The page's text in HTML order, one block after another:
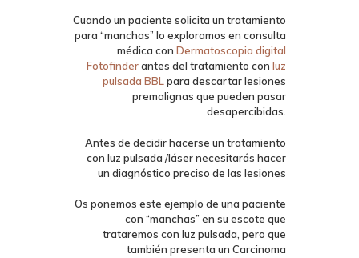
Cuando un paciente solicita un tratamiento
para “manchas” lo exploramos en consulta
médica conDermatoscopia digital
Fotofinderantes del tratamiento conluz
pulsada BBLpara descartar lesiones
premalignas que pueden pasar
desapercibidas.
Antes de decidir hacerse un tratamiento
con luz pulsada /láser necesitarás hacer
un diagnóstico preciso de las lesiones
Os ponemos este ejemplo de una paciente
con “manchas” en su escote que
trataremos con luz pulsada, pero que
también presenta un Carcinoma